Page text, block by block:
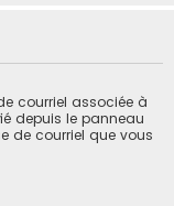
h
courriel associée à
depuis le panneau
de courriel que vous